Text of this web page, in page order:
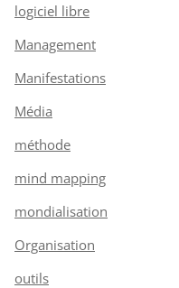
logiciel libre
Management
Manifestations
Média
méthode
mind mapping
mondialisation
Organisation
outils